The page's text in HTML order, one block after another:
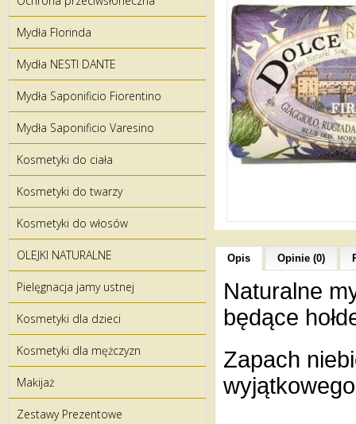
Mydła Florinda
Mydła NESTI DANTE
Mydła Saponificio Fiorentino
Mydła Saponificio Varesino
Kosmetyki do ciała
Kosmetyki do twarzy
Kosmetyki do włosów
OLEJKI NATURALNE
Pielęgnacja jamy ustnej
Kosmetyki dla dzieci
Kosmetyki dla mężczyzn
Makijaż
Zestawy Prezentowe
Opis Opinie (0)
Naturalne
będące
Zapach